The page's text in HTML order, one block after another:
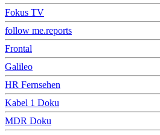
Fokus TV
follow me.reports
Frontal
Galileo
HR Fernsehen
Kabel 1 Doku
MDR Doku